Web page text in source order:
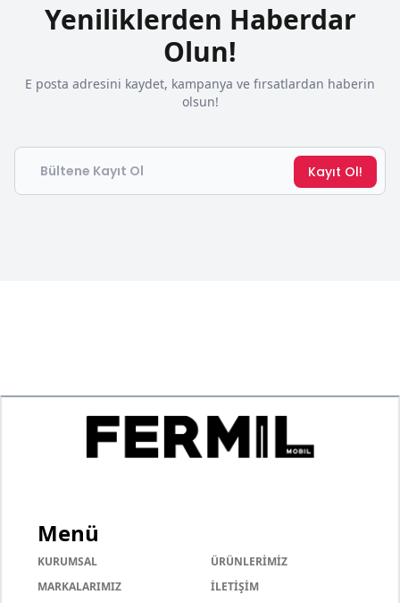
Yeniliklerden Haberdar
Olun!
E posta adresini kaydet, kampanya ve fırsatlardan haberin
olsun!
Email
Kayıt Ol!
Menü
KURUMSAL
ÜRÜNLERİMİZ
MARKALARIMIZ
İLETİŞİM